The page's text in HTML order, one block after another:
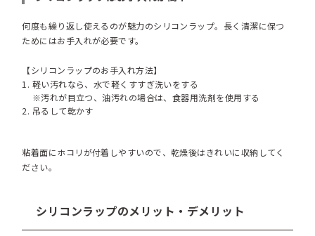
何度も繰り返し使えるのが魅力のシリコンラップ。長く清潔に保つ
ためにはお手入れが必要です。
【シリコンラップのお手入れ方法】
軽い汚れなら、水で軽くすすぎ洗いをする
※汚れが目立つ、油汚れの場合は、食器用洗剤を使用する
吊るして乾かす
粘着面にホコリが付着しやすいので、乾燥後はきれいに収納してく
ださい。
シリコンラップのメリット・デメリット